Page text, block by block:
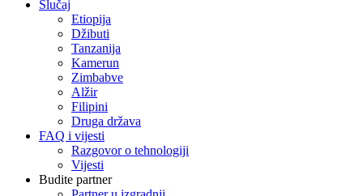
Slučaj
Etiopija
Džibuti
Tanzanija
Kamerun
Zimbabve
Alžir
Filipini
Druga država
FAQ i vijesti
Razgovor o tehnologiji
Vijesti
Budite partner